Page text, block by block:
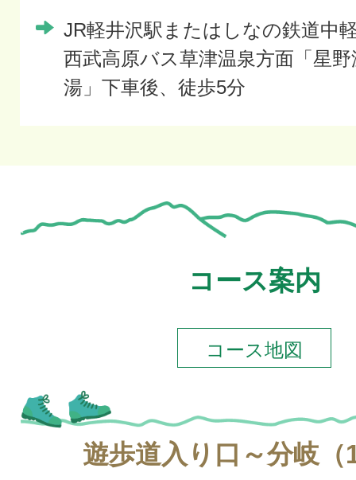
JR軽井沢駅またはしなの鉄道中
西武高原バス草津温泉方面「星
湯」下車後、徒歩5分
コース案内
コース地図
遊歩道入り口～分岐（